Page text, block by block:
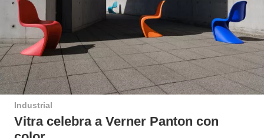
Industrial
Vitra celebra a Verner Panton con